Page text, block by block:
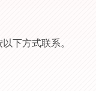
下方式联系。